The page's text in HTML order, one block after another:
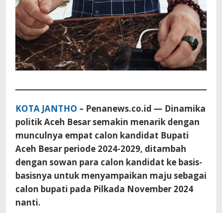
KOTA JANTHO – Penanews.co.id — Dinamika
politik Aceh Besar semakin menarik dengan
munculnya empat calon kandidat Bupati
Aceh Besar periode 2024-2029, ditambah
dengan sowan para calon kandidat ke basis-
basisnya untuk menyampaikan maju sebagai
calon bupati pada Pilkada November 2024
nanti.